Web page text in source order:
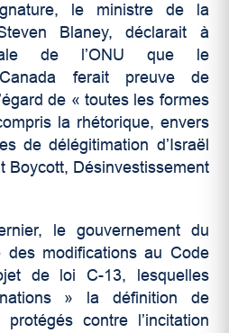
le ministre de la
Blaney, déclarait à
de l’ONU que le
ferait preuve de
de « toutes les formes
la rhétorique, envers
de délégitimation d’Israël
Boycott, Désinvestissement
le gouvernement du
des modifications au Code
de loi C-13, lesquelles
» la définition de
contre l’incitation